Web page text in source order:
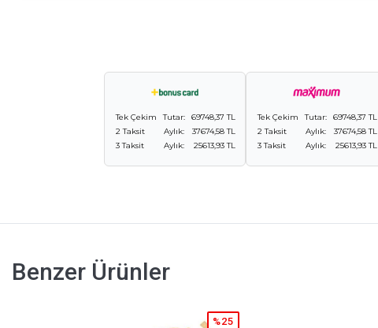
Tek Çekim Tutar:
69748,37 TL
2 Taksit
Aylık:
37674,58 TL
3 Taksit
Aylık: 25613,93 TL
Tek Çekim Tutar:
69748,37 TL
2 Taksit
Aylık:
37674,58 TL
3 Taksit
Aylık: 25613,93 TL
Benzer Ürünler
%25